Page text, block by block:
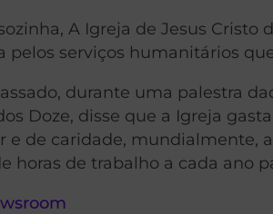
A Igreja de Jesus
pelos serviços humanitários
durante uma palestra
Doze, disse que a Igreja
e de caridade, mundialmente,
horas de trabalho a cada ano